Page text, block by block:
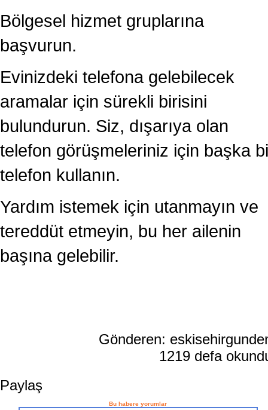
Bölgesel hizmet gruplarına
başvurun.
Evinizdeki telefona gelebilecek
aramalar için sürekli birisini
bulundurun. Siz, dışarıya olan
telefon görüşmeleriniz için başka
telefon kullanın.
Yardım istemek için utanmayın ve
tereddüt etmeyin, bu her ailenin
başına gelebilir.
Gönderen:
1219 defa
Paylaş
Bu habere yorumlar